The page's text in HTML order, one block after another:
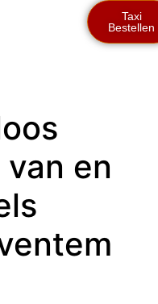
Taxi
Bestellen
en